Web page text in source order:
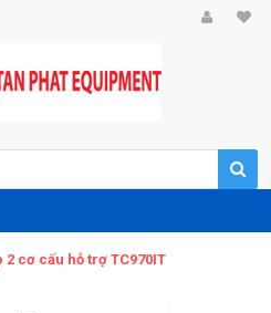
2 cơ cấu hỗ trợ TC970IT